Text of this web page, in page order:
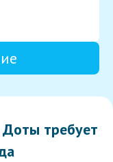
требует